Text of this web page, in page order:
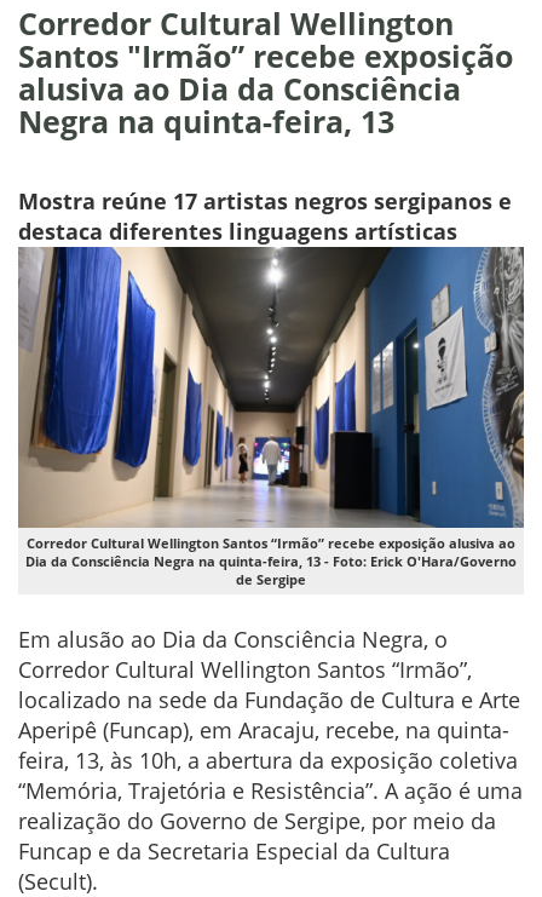
Corredor Cultural Wellington
Santos "Irmão” recebe exposição
alusiva ao Dia da Consciência
Negra na quinta-feira, 13
Mostra reúne 17 artistas negros sergipanos e
destaca diferentes linguagens artísticas
Corredor Cultural Wellington Santos “Irmão” recebe exposição alusiva ao
Dia da Consciência Negra na quinta-feira, 13 - Foto: Erick O'Hara/Governo
de Sergipe
Em alusão ao Dia da Consciência Negra, o
Corredor Cultural Wellington Santos “Irmão”,
localizado na sede da Fundação de Cultura e Arte
Aperipê (Funcap), em Aracaju, recebe, na quinta-
feira, 13, às 10h, a abertura da exposição coletiva
“Memória, Trajetória e Resistência”. A ação é uma
realização do Governo de Sergipe, por meio da
Funcap e da Secretaria Especial da Cultura
(Secult).